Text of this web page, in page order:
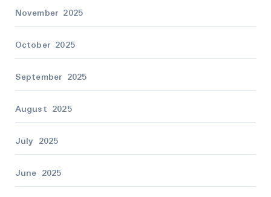
November 2025
October 2025
September 2025
August 2025
July 2025
June 2025